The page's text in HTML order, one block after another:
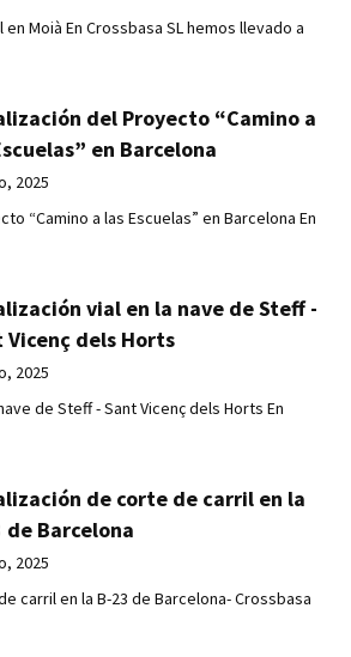
Moià En Crossbasa SL hemos llevado a
del Proyecto “Camino a
en Barcelona
2025
“Camino a las Escuelas” en Barcelona En
vial en la nave de Steff -
Vicenç dels Horts
2025
de Steff - Sant Vicenç dels Horts En
de corte de carril en la
de Barcelona
2025
carril en la B-23 de Barcelona- Crossbasa